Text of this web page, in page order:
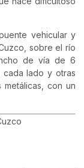
vehicular y
sobre el río
de vía de 6
lado y otras
con un